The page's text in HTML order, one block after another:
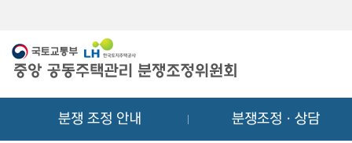
분쟁 조정 안내 분쟁조정ㆍ상담